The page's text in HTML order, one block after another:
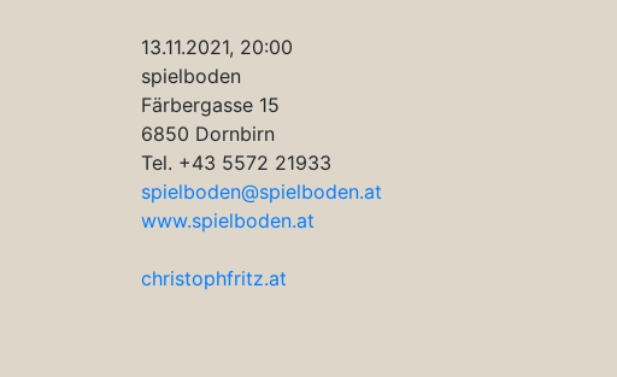
13.11.2021, 20:00
spielboden
Färbergasse 15
6850 Dornbirn
Tel. +43 5572 21933
spielboden@spielboden.at
www.spielboden.at
christophfritz.at